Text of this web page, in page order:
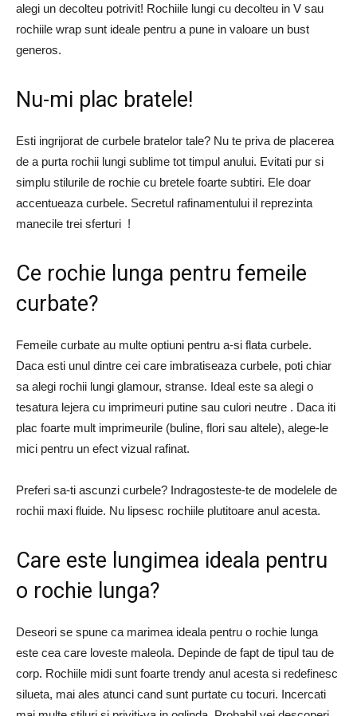
alegi un decolteu potrivit! Rochiile lungi cu decolteu in V sau
rochiile wrap sunt ideale pentru a pune in valoare un bust
generos.
Nu-mi plac bratele!
Esti ingrijorat de curbele bratelor tale? Nu te priva de placerea
de a purta rochii lungi sublime tot timpul anului. Evitati pur si
simplu stilurile de rochie cu bretele foarte subtiri. Ele doar
accentueaza curbele. Secretul rafinamentului il reprezinta
manecile trei sferturi !
Ce rochie lunga pentru femeile
curbate?
Femeile curbate au multe optiuni pentru a-si flata curbele.
Daca esti unul dintre cei care imbratiseaza curbele, poti chiar
sa alegi rochii lungi glamour, stranse. Ideal este sa alegi o
tesatura lejera cu imprimeuri putine sau culori neutre . Daca iti
plac foarte mult imprimeurile (buline, flori sau altele), alege-le
mici pentru un efect vizual rafinat.
Preferi sa-ti ascunzi curbele? Indragosteste-te de modelele de
rochii maxi fluide. Nu lipsesc rochiile plutitoare anul acesta.
Care este lungimea ideala pentru
o rochie lunga?
Deseori se spune ca marimea ideala pentru o rochie lunga
este cea care loveste maleola. Depinde de fapt de tipul tau de
corp. Rochiile midi sunt foarte trendy anul acesta si redefinesc
silueta, mai ales atunci cand sunt purtate cu tocuri. Incercati